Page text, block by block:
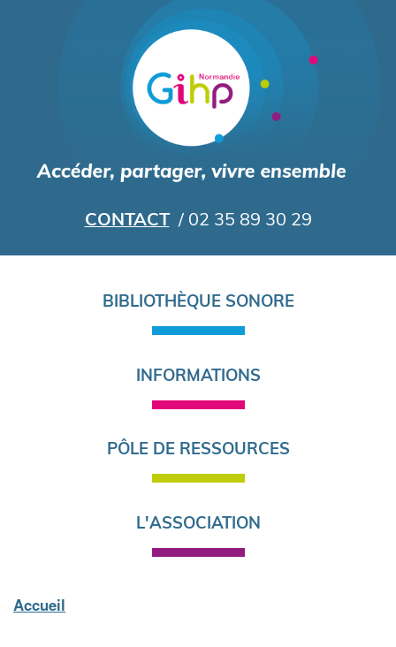
au
contenu
principal
CONTACT / 02 35 89 30 29
BIBLIOTHÈQUE SONORE
INFORMATIONS
PÔLE DE RESSOURCES
L'ASSOCIATION
Accueil